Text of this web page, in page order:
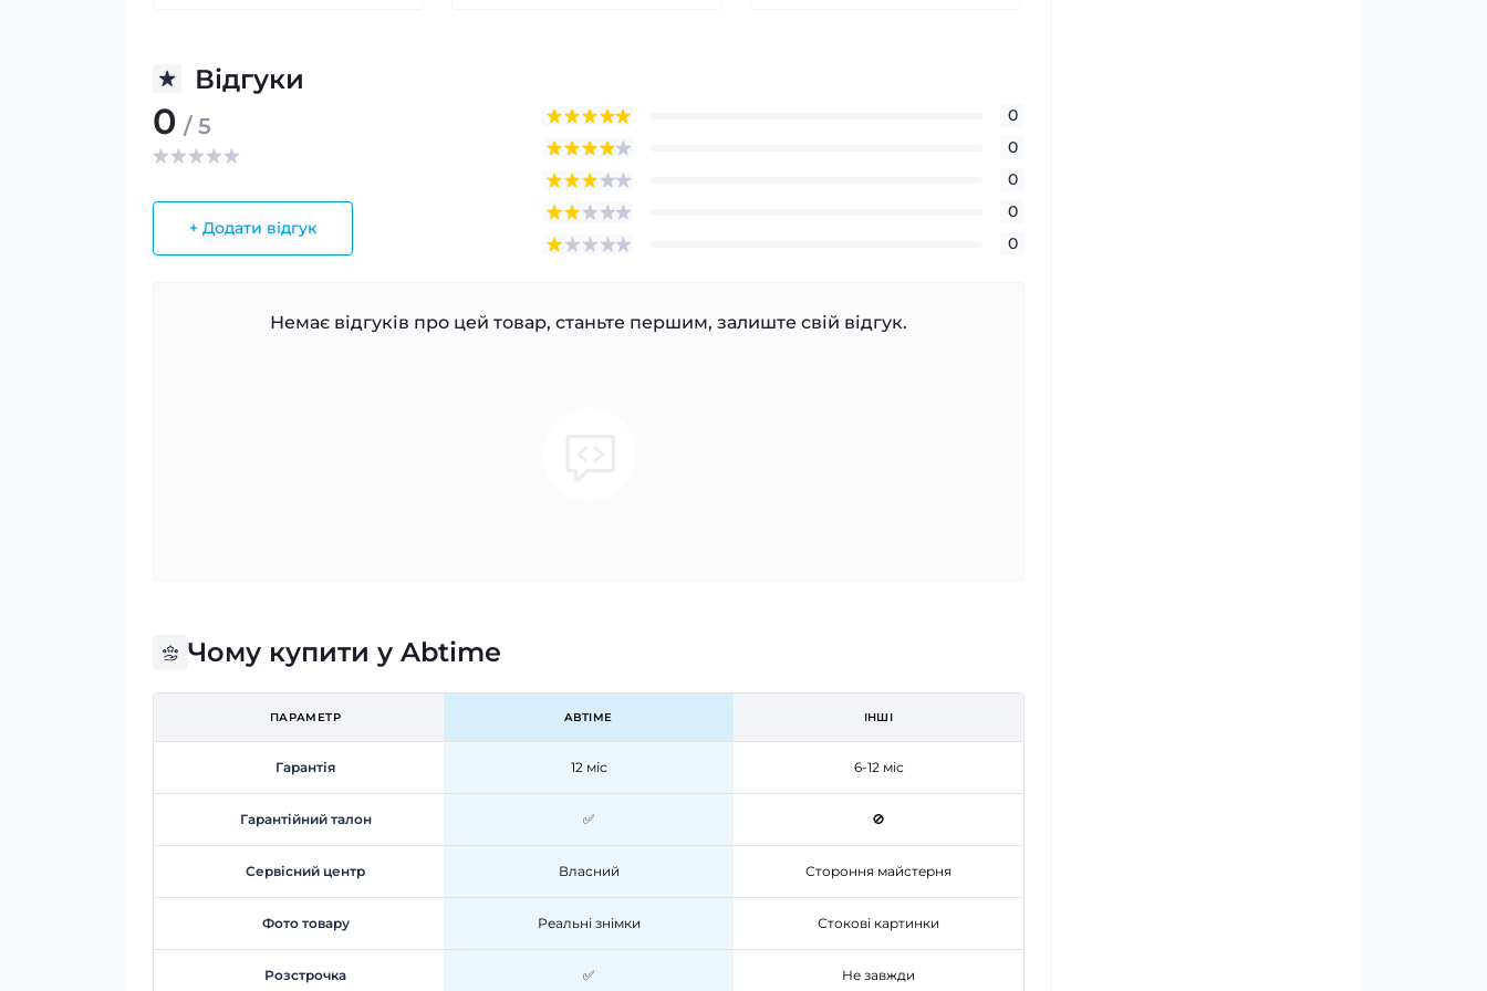
Відгуки
0 / 5
+ Додати відгук
0
0
0
0
0
Немає відгуків про цей товар, станьте першим, залиште свій відгук.
Чому купити у Abtime
ПАРАМЕТР ABTIME ІНШІ
Гарантія 12 міс 6-12 міс
Гарантійний талон ✅ 🚫
Сервісний центр Власний Стороння майстерня
Фото товару Реальні знімки Стокові картинки
Розстрочка ✅ Не завжди